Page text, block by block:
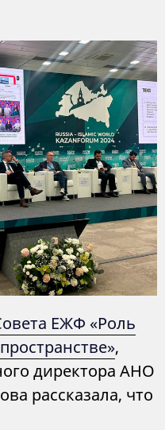
ЕЖФ «Роль
,
директора АНО
рассказала, что